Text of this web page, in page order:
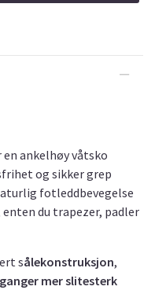
en ankelhøy våtsko
og sikker grep
fotleddbevegelse
du trapezer, padler
sålekonstruksjon,
mer slitesterk